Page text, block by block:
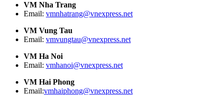
VM Nha Trang
Email: vmnhatrang@vnexpress.net
VM Vung Tau
Email: vmvungtau@vnexpress.net
VM Ha Noi
Email: vmhanoi@vnexpress.net
VM Hai Phong
Email:vmhaiphong@vnexpress.net